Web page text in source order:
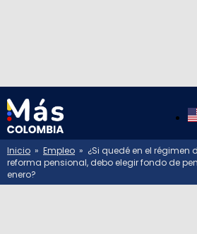
Inicio » Empleo » ¿Si quedé en el régimen
reforma pensional, debo elegir fondo de
enero?